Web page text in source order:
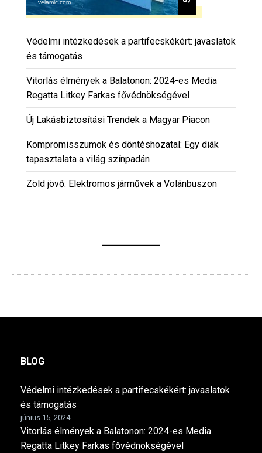
Védelmi intézkedések a partifecskékért: javaslatok
és támogatás
Vitorlás élmények a Balatonon: 2024-es Media
Regatta Litkey Farkas fővédnökségével
Új Lakásbiztosítási Trendek a Magyar Piacon
Kompromisszumok és döntéshozatal: Egy diák
tapasztalata a világ színpadán
Zöld jövő: Elektromos járművek a Volánbuszon
BLOG
Védelmi intézkedések a partifecskékért: javaslatok
és támogatás
június 15, 2024
Vitorlás élmények a Balatonon: 2024-es Media
Regatta Litkey Farkas fővédnökségével